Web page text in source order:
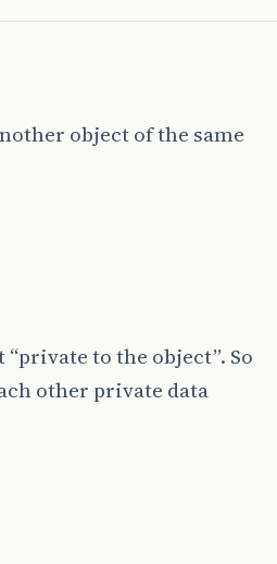
object of the same
to the object”. So
other private data